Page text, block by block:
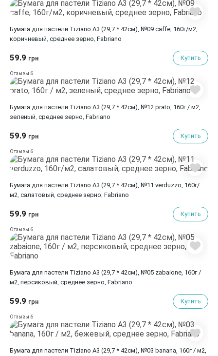
Бумага для пастели Tiziano A3 (29,7 * 42см), №09 caffe, 160г/м2,
коричневый, среднее зерно, Fabriano
59.9 грн Купить
Отзывы 6
Бумага для пастели Tiziano A3 (29,7 * 42см), №12 prato, 160г / м2,
зеленый, среднее зерно, Fabriano
59.9 грн Купить
Отзывы 6
Бумага для пастели Tiziano A3 (29,7 * 42см), №11 verduzzo, 160г/
м2, салатовый, среднее зерно, Fabriano
59.9 грн Купить
Отзывы 6
Бумага для пастели Tiziano A3 (29,7 * 42см), №05 zabaione, 160г /
м2, персиковый, среднее зерно, Fabriano
59.9 грн Купить
Отзывы 6
Бумага для пастели Tiziano A3 (29,7 * 42см), №03 banana, 160г / м2,